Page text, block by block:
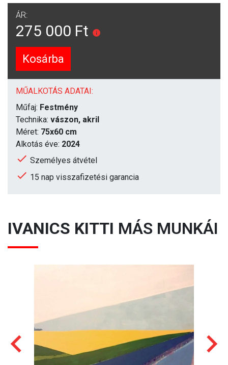
ÁR:
275 000 Ft
Kosárba
MŰALKOTÁS ADATAI:
Műfaj: Festmény
Technika: vászon, akril
Méret: 75x60 cm
Alkotás éve: 2024
Személyes átvétel
15 nap visszafizetési garancia
IVANICS KITTI MÁS MUNKÁI